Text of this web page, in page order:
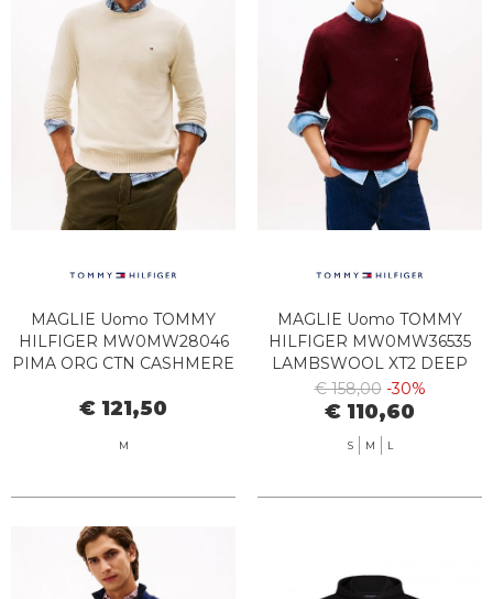
MAGLIE Uomo TOMMY
HILFIGER MW0MW28046
PIMA ORG CTN CASHMERE
€ 121,50
M
MAGLIE Uomo TOMMY
HILFIGER MW0MW36535
LAMBSWOOL XT2 DEEP
BURGUNDY HEATHER
€ 158,00 -30%
€ 110,60
S M L